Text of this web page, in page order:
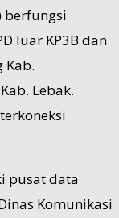
berfungsi
luar KP3B dan
Kab.
Lebak.
pusat data
Komunikasi